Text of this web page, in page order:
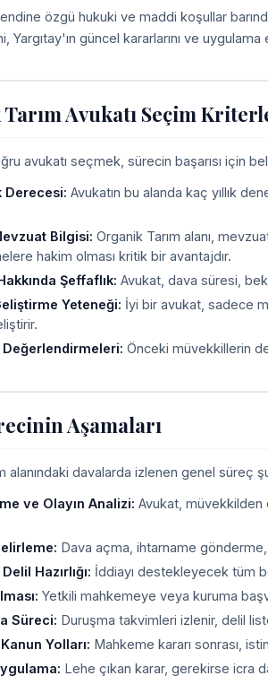
özgü hukuki ve maddi koşullar
Yargıtay'ın güncel kararlarını ve
Avukatı Seçim
avukatı seçmek, sürecin başarısı için
Derecesi: Avukatın bu alanda kaç yıllık
Bilgisi: Organik Tarım alanı,
hakim olması kritik bir avantajdır.
Şeffaflık: Avukat, dava süresi,
Yeteneği: İyi bir avukat, sadece
Önceki müvekkillerin
Aşamaları
alanındaki davalarda izlenen genel süreç
ve Olayın Analizi: Avukat, müvekkilden
Dava açma, ihtarname
Hazırlığı: İddiayı destekleyecek tüm
Yetkili mahkemeye veya kuruma
Süreci: Duruşma takvimleri izlenir, delil
Yolları: Mahkeme kararı sonrası,
Lehe çıkan karar, gerekirse icra